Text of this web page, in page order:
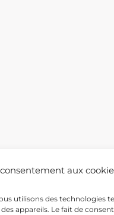
aux
utilisons des technologies
appareils. Le fait de